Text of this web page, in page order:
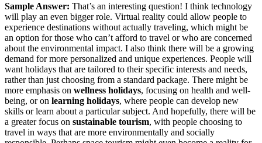
Sample Answer: That’s an interesting question! I think technology
will play an even bigger role. Virtual reality could allow people to
experience destinations without actually traveling, which might be
an option for those who can’t afford to travel or who are concerned
about the environmental impact. I also think there will be a growing
demand for more personalized and unique experiences. People will
want holidays that are tailored to their specific interests and needs,
rather than just choosing from a standard package. There might be
more emphasis on wellness holidays, focusing on health and well-
being, or on learning holidays, where people can develop new
skills or learn about a particular subject. And hopefully, there will be
a greater focus on sustainable tourism, with people choosing to
travel in ways that are more environmentally and socially